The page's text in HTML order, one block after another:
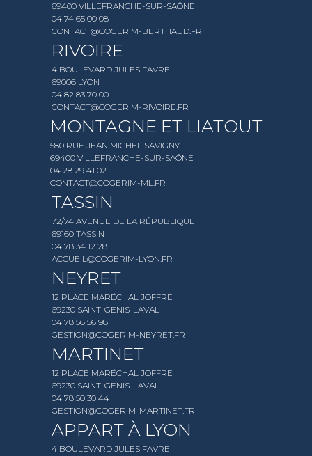
69400 VILLEFRANCHE-SUR-SAÔNE
04 74 65 00 08
CONTACT@COGERIM-BERTHAUD.FR
RIVOIRE
4 BOULEVARD JULES FAVRE
69006 LYON
04 82 83 70 00
CONTACT@COGERIM-RIVOIRE.FR
MONTAGNE ET LIATOUT
580 RUE JEAN MICHEL SAVIGNY
69400 VILLEFRANCHE-SUR-SAÔNE
04 28 29 41 02
CONTACT@COGERIM-ML.FR
TASSIN
72/74 AVENUE DE LA RÉPUBLIQUE
69160 TASSIN
04 78 34 12 28
ACCUEIL@COGERIM-LYON.FR
NEYRET
12 PLACE MARÉCHAL JOFFRE
69230 SAINT-GENIS-LAVAL
04 78 56 56 98
GESTION@COGERIM-NEYRET.FR
MARTINET
12 PLACE MARÉCHAL JOFFRE
69230 SAINT-GENIS-LAVAL
04 78 50 30 44
GESTION@COGERIM-MARTINET.FR
APPART À LYON
4 BOULEVARD JULES FAVRE